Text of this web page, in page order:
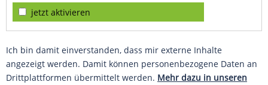
jetzt aktivieren
Ich bin damit einverstanden, dass mir externe Inhalte
angezeigt werden. Damit können personenbezogene Daten an
Drittplattformen übermittelt werden. Mehr dazu in unseren